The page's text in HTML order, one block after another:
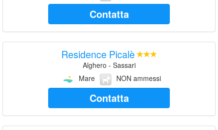
Contatta
Residence Picalè
Alghero - Sassari
Mare
NON ammessi
Contatta